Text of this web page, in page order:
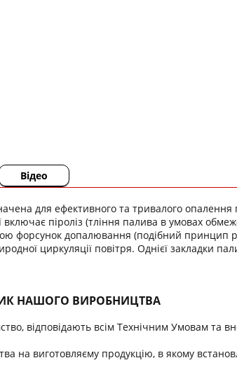
Відео
для ефективного та тривалого
піроліз (тління палива в умовах
форсунок допалювання (подібний принцип
циркуляції повітря. Однієї закладки
НАШОГО ВИРОБНИЦТВА
відповідають всім Технічним Умовам та
на виготовляєму продукцію, в якому